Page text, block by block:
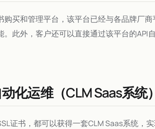
购买和管理平台，该平台已经与各品牌厂
。此外，客户还可以直接通过该平台的API
化运维（CLM Saas系统）
证书，都可以获得一套CLM Saas系统，